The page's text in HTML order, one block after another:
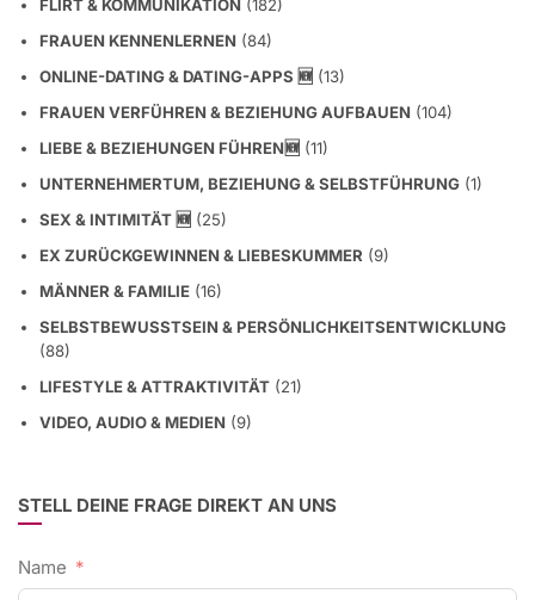
FLIRT & KOMMUNIKATION (182)
FRAUEN KENNENLERNEN (84)
ONLINE-DATING & DATING-APPS 🆕 (13)
FRAUEN VERFÜHREN & BEZIEHUNG AUFBAUEN (104)
LIEBE & BEZIEHUNGEN FÜHREN🆕 (11)
UNTERNEHMERTUM, BEZIEHUNG & SELBSTFÜHRUNG (1)
SEX & INTIMITÄT 🆕 (25)
EX ZURÜCKGEWINNEN & LIEBESKUMMER (9)
MÄNNER & FAMILIE (16)
SELBSTBEWUSSTSEIN & PERSÖNLICHKEITSENTWICKLUNG
(88)
LIFESTYLE & ATTRAKTIVITÄT (21)
VIDEO, AUDIO & MEDIEN (9)
STELL DEINE FRAGE DIREKT AN UNS
Name